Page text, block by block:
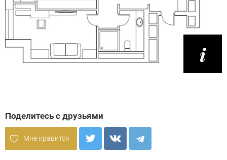
Поделитесь с друзьями
Мне нравится